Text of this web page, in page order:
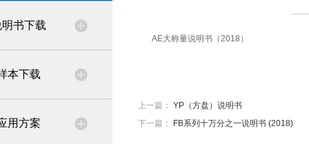
书下载
本下载
用方案
AE大称量说明书（2018）
上一篇： YP（方盘）说明书
下一篇：
FB系列十万分之一说明书 (2018)